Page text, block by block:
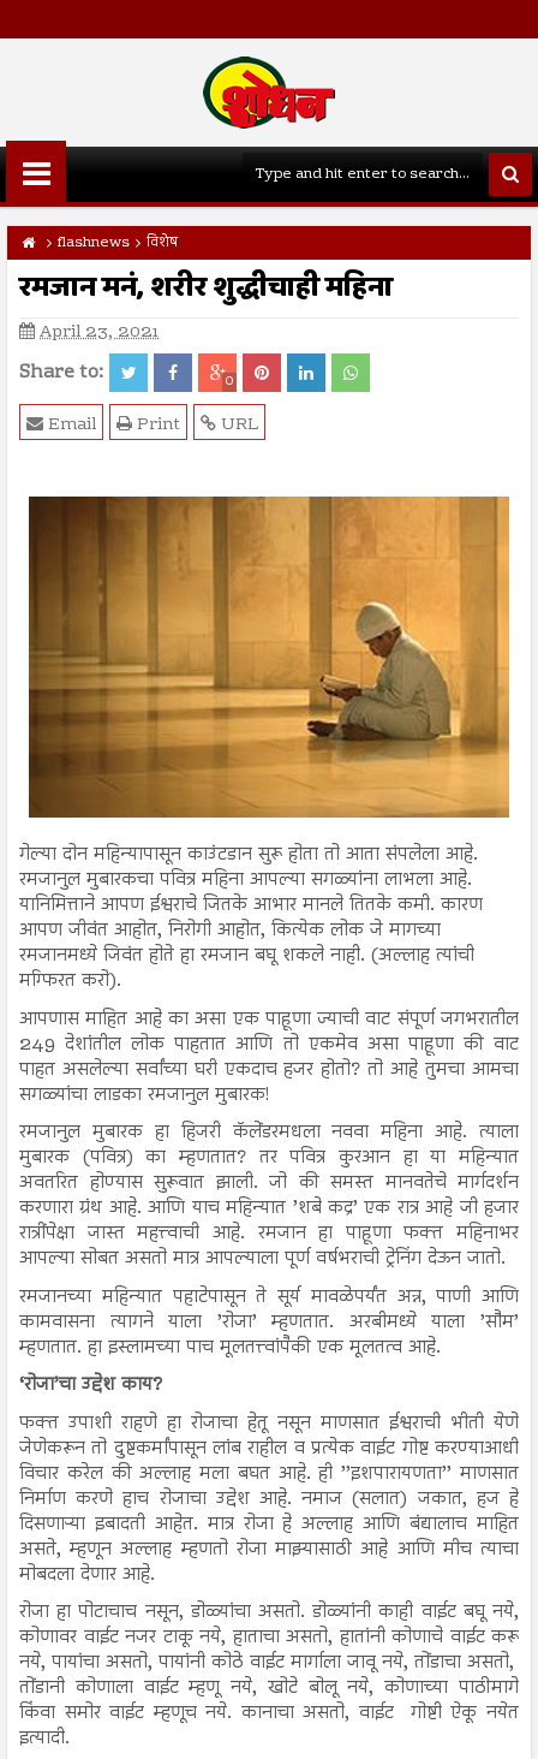
flashnews विशेष
रमजान मनं, शरीर शुद्धीचाही महिना
April 23, 2021
Share to: 0
URL
Print
Email
गेल्या दोन महिन्यापासून काउंटडान सुरू होता तो आता संपलेला आहे.
रमजानुल मुबारकचा पवित्र महिना आपल्या सगळ्यांना लाभला आहे.
यानिमित्ताने आपण ईश्वराचे जितके आभार मानले तितके कमी. कारण
आपण जीवंत आहोत, निरोगी आहोत, कित्येक लोक जे मागच्या
रमजानमध्ये जिवंत होते हा रमजान बघू शकले नाही. (अल्लाह त्यांची
मग्फिरत करो).
आपणास माहित आहे का असा एक पाहूणा ज्याची वाट संपूर्ण जगभरातील
249 देशांतील लोक पाहतात आणि तो एकमेव असा पाहूणा की वाट
पाहत असलेल्या सर्वांच्या घरी एकदाच हजर होतो? तो आहे तुमचा आमचा
सगळ्यांचा लाडका रमजानुल मुबारक!
रमजानुल मुबारक हा हिजरी कॅलेंडरमधला नववा महिना आहे. त्याला
मुबारक (पवित्र) का म्हणतात? तर पवित्र कुरआन हा या महिन्यात
अवतरित होण्यास सुरूवात झाली. जो की समस्त मानवतेचे मार्गदर्शन
करणारा ग्रंथ आहे. आणि याच महिन्यात ’शबे कद्र’ एक रात्र आहे जी हजार
रात्रींपेक्षा जास्त महत्त्वाची आहे. रमजान हा पाहूणा फक्त महिनाभर
आपल्या सोबत असतो मात्र आपल्याला पूर्ण वर्षभराची ट्रेनिंग देऊन जातो.
रमजानच्या महिन्यात पहाटेपासून ते सूर्य मावळेपर्यंत अन्न, पाणी आणि
कामवासना त्यागने याला ’रोजा’ म्हणतात. अरबीमध्ये याला ’सौम’
म्हणतात. हा इस्लामच्या पाच मूलतत्त्वांपैकी एक मूलतत्व आहे.
‘रोजा’चा उद्देश काय?
फक्त उपाशी राहणे हा रोजाचा हेतू नसून माणसात ईश्वराची भीती येणे
जेणेकरून तो दुष्टकर्मांपासून लांब राहील व प्रत्येक वाईट गोष्ट करण्याआधी
विचार करेल की अल्लाह मला बघत आहे. ही ’’इशपारायणता’’ माणसात
निर्माण करणे हाच रोजाचा उद्देश आहे. नमाज (सलात) जकात, हज हे
दिसणाऱ्या इबादती आहेत. मात्र रोजा हे अल्लाह आणि बंद्यालाच माहित
असते, म्हणून अल्लाह म्हणतो रोजा माझ्यासाठी आहे आणि मीच त्याचा
मोबदला देणार आहे.
रोजा हा पोटाचाच नसून, डोळ्यांचा असतो. डोळ्यांनी काही वाईट बघू नये,
कोणावर वाईट नजर टाकू नये, हाताचा असतो, हातांनी कोणाचे वाईट करू
नये, पायांचा असतो, पायांनी कोठे वाईट मार्गाला जावू नये, तोंडाचा असतो,
तोंडानी कोणाला वाईट म्हणू नये, खोटे बोलू नये, कोणाच्या पाठीमागे
किंवा समोर वाईट म्हणूच नये. कानाचा असतो, वाईट गोष्टी ऐकू नयेत
इत्यादी.